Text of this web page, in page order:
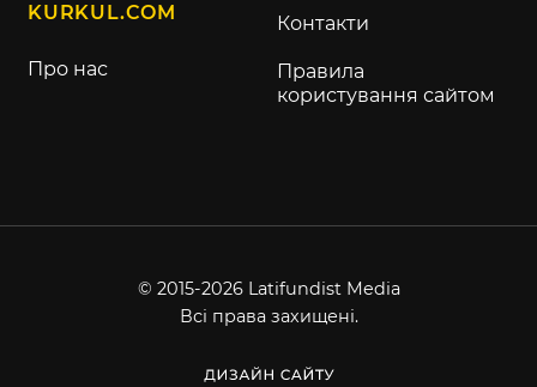
KURKUL.COM
Про нас
Контакти
Правила
користування сайтом
© 2015-2026 Latifundist Media
Всі права захищені.